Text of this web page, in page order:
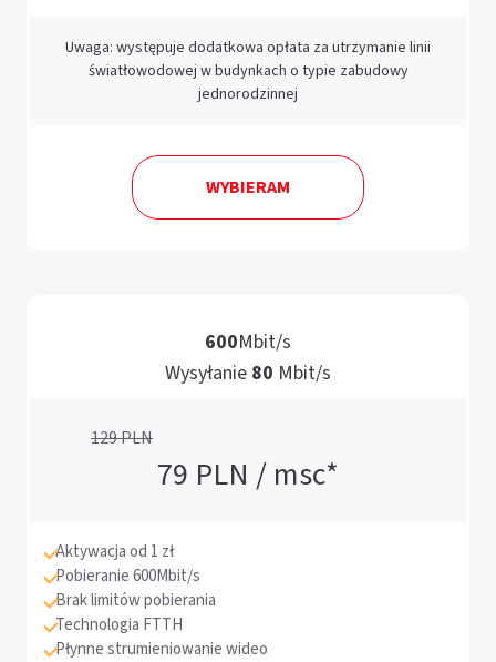
Uwaga: występuje dodatkowa opłata za utrzymanie linii
światłowodowej w budynkach o typie zabudowy
jednorodzinnej
WYBIERAM
600Mbit/s
Wysyłanie 80 Mbit/s
129PLN
79 PLN / msc*
Aktywacja od 1 zł
Pobieranie 600Mbit/s
Brak limitów pobierania
Technologia FTTH
Płynne strumieniowanie wideo